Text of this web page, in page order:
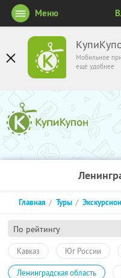
Мобильное
ещё удобнее
Меню
По рейтингу
Главная Туры
Кавказ Юг России
Ленинградская область